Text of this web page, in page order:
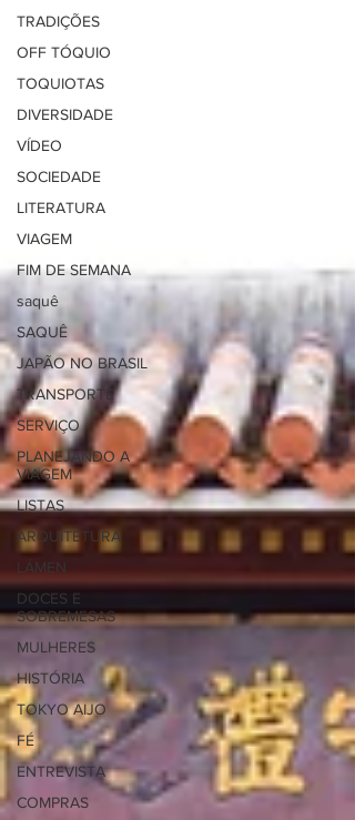
TRADIÇÕES
OFF TÓQUIO
TOQUIOTAS
DIVERSIDADE
VÍDEO
SOCIEDADE
LITERATURA
VIAGEM
FIM DE SEMANA
saquê
SAQUÊ
JAPÃO NO BRASIL
TRANSPORTE
SERVIÇO
PLANEJANDO A
VIAGEM
LISTAS
ARQUITETURA
LÁMEN
DOCES E
SOBREMESAS
MULHERES
HISTÓRIA
TOKYO AIJO
FÉ
ENTREVISTA
COMPRAS